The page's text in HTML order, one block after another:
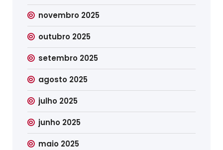
novembro 2025
outubro 2025
setembro 2025
agosto 2025
julho 2025
junho 2025
maio 2025